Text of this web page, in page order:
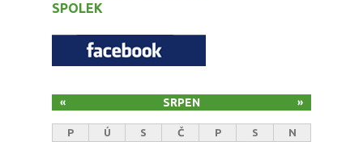
SPOLEK
SRPEN
« »
P Ú S Č P S N